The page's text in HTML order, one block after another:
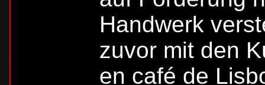
Handwerk
zuvor mit den
en café de